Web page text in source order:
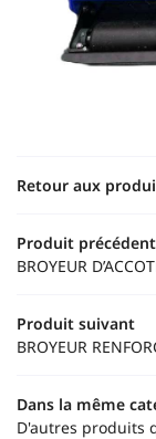
Retour aux
Produit précédent
BROYEUR
Produit suivant
BROYEUR
Dans la même
D'autres produits